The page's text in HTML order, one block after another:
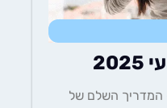
– המדריך השלם של